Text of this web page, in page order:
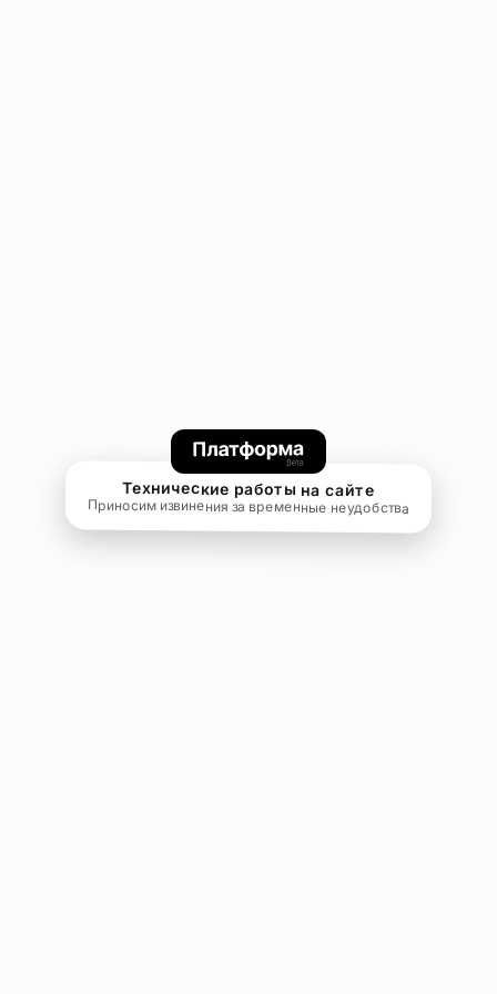
Технические работы на сайте
Приносим извинения за временные неудобства